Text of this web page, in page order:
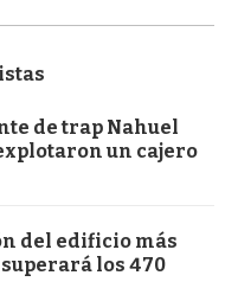
de trap Nahuel
un cajero
del edificio más
los 470